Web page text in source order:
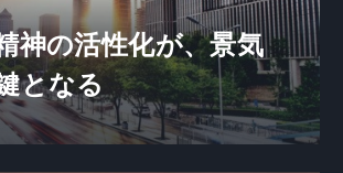
神の活性化が、景気
となる